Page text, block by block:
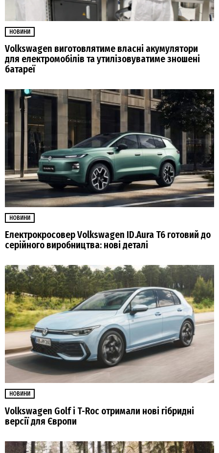
НОВИНИ
Volkswagen виготовлятиме власні акумулятори
для електромобілів та утилізовуватиме зношені
батареї
НОВИНИ
Електрокросовер Volkswagen ID.Aura T6 готовий до
серійного виробництва: нові деталі
НОВИНИ
Volkswagen Golf і T-Roc отримали нові гібридні
версії для Європи